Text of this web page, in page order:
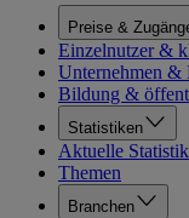
Preise &
Einzelnutzer &
Unternehmen &
Bildung &
Statistiken
Aktuelle
Themen
Branchen